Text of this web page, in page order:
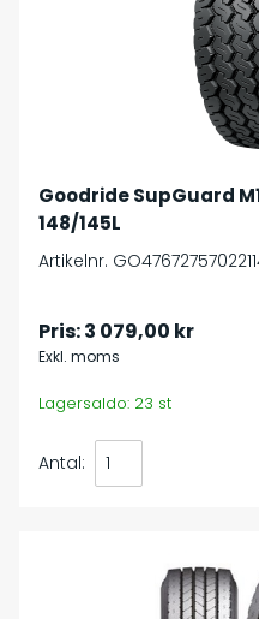
Goodride SupGuard
148/145L
Artikelnr.
Pris:3 079,00 kr
Exkl. moms
Lagersaldo: 23 st
Antal: